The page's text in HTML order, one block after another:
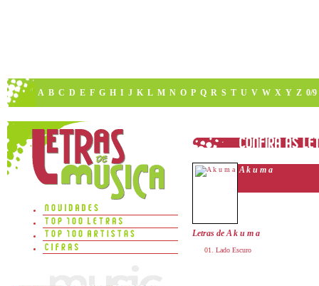
A B C D E F G H I J K L M N O P Q R S T U V W X Y Z 0/9
A k u m a
Letras de A k u m a
Lado Escuro